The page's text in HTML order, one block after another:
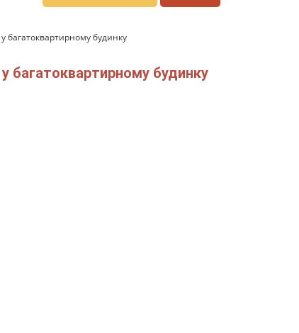
багатоквартирному будинку
багатоквартирному будинку